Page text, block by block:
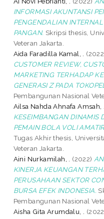
INFORMASI AKUNTANSI
PENGENDALIAN
PANGAN. Skripsi thesis,
Veteran Jakarta.
Aida Faradilla Kamal, .
CUSTOMER REVIEW,
MARKETING TERHADAP
GENERASI Z PADA
Pembangunan Nasional
Ailsa Nahda Ahnafa Amsah, .
KESEIMBANGAN DINAMIS
PEMAIN BOLA VOLI
Tugas Akhir thesis,
Veteran Jakarta.
Aini Nurkamilah, .
(2022)
KINERJA KEUANGAN
PERUSAHAAN SEKTOR
BURSA EFEK INDONESIA.
Pembangunan Nasional
Aisha Gita Arumdalu, .